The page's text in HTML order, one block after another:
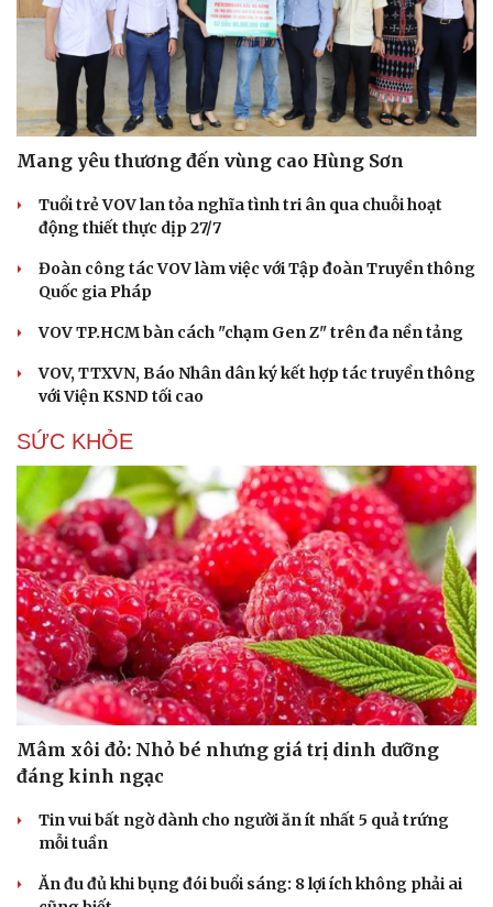
Mang yêu thương đến vùng cao Hùng Sơn
Tuổi trẻ VOV lan tỏa nghĩa tình tri ân qua chuỗi hoạt
động thiết thực dịp 27/7
Đoàn công tác VOV làm việc với Tập đoàn Truyền thông
Quốc gia Pháp
VOV TP.HCM bàn cách "chạm Gen Z" trên đa nền tảng
VOV, TTXVN, Báo Nhân dân ký kết hợp tác truyền thông
với Viện KSND tối cao
SỨC KHỎE
Mâm xôi đỏ: Nhỏ bé nhưng giá trị dinh dưỡng
đáng kinh ngạc
Tin vui bất ngờ dành cho người ăn ít nhất 5 quả trứng
mỗi tuần
Ăn đu đủ khi bụng đói buổi sáng: 8 lợi ích không phải ai